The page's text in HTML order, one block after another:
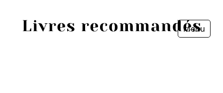
Menu
Fermer